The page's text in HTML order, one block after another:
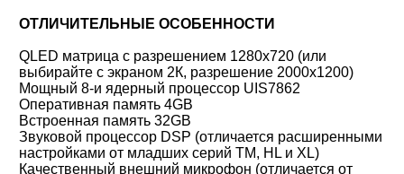
ОТЛИЧИТЕЛЬНЫЕ ОСОБЕННОСТИ
QLED матрица с разрешением 1280x720 (или
выбирайте с экраном 2К, разрешение 2000x1200)
Мощный 8-и ядерный процессор UIS7862
Оперативная память 4GB
Встроенная память 32GB
Звуковой процессор DSP (отличается расширенными
настройками от младших серий TM, HL и XL)
Качественный внешний микрофон (отличается от